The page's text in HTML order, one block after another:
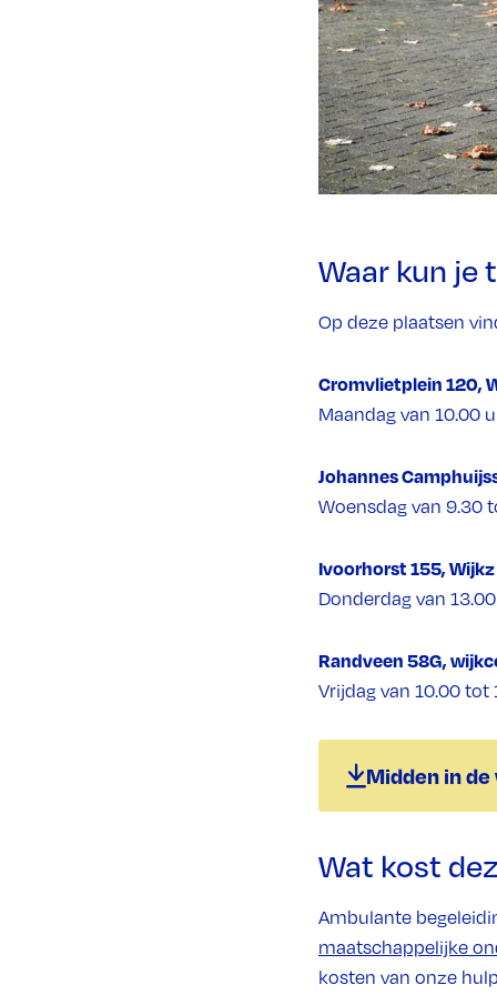
Waar kun je
Op deze plaatsen
Cromvlietplein 120,
Maandag van 10.00
Johannes
Woensdag van 9.30
Ivoorhorst 155, Wijkz
Donderdag van
Randveen 58G,
Vrijdag van 10.00 tot
Midden in
Wat kost
Ambulante
maatschappelijke
kosten van onze